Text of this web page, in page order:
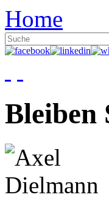
Home
Bleiben